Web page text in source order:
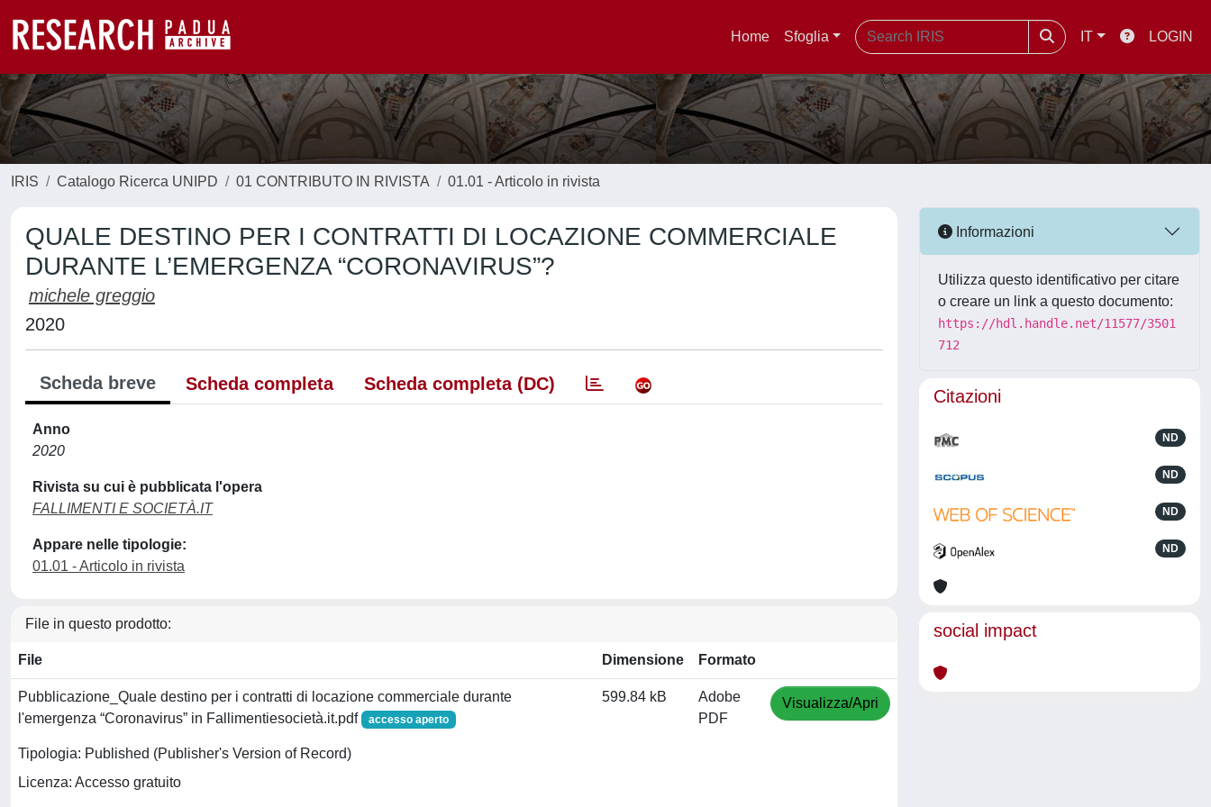
Home Sfoglia IT LOGIN
IRIS Catalogo Ricerca UNIPD 01 CONTRIBUTO IN RIVISTA 01.01 - Articolo in rivista
QUALE DESTINO PER I CONTRATTI DI LOCAZIONE COMMERCIALE
DURANTE L’EMERGENZA “CORONAVIRUS”?
michele greggio
2020
Scheda breve Scheda completa Scheda completa (DC)
Anno
2020
Rivista su cui è pubblicata l'opera
FALLIMENTI E SOCIETÀ.IT
Appare nelle tipologie:
01.01 - Articolo in rivista
File in questo prodotto:
File Dimensione Formato
Pubblicazione_Quale destino per i contratti di locazione commerciale durante
l'emergenza “Coronavirus” in Fallimentiesocietà.it.pdf
accesso aperto
Tipologia: Published (Publisher's Version of Record)
Licenza: Accesso gratuito
599.84 kB
Adobe
PDF
Visualizza/Apri
Informazioni
Utilizza questo identificativo per citare
o creare un link a questo documento:
https://hdl.handle.net/11577/3501
712
Citazioni
ND
ND
ND
ND
social impact